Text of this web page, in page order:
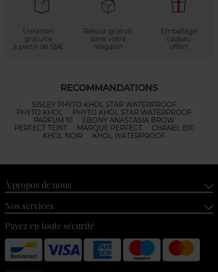
Livraison
gratuite
à partir de 55€
Retour gratuit
dans votre
magasin
Emballage
cadeau
offert
RECOMMANDATIONS
SISLEY PHYTO KHOL STAR WATERPROOF
PHYTO KHOL
PHYTO KHOL STAR WATERPROOF
PARFUM 10
EBONY ANASTASIA BROW
PERFECT TEINT
MARQUE PERFECT
CHANEL B10
KHOL NOIR
KHOL WATERPROOF
À propos de nous
Nos services
Payez en toute sécurité